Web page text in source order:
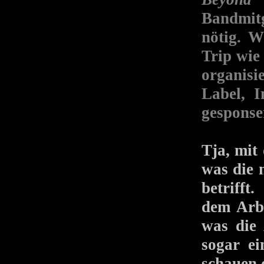
nötig.
Trip wie
Label,
Tja, mit
was die
betrifft.
dem
was die
sogar